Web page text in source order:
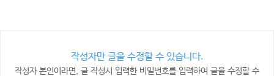
작성자만 글을 수정할 수 있습니다.
작성자 본인이라면, 글 작성시 입력한 비밀번호를 입력하여 글을 수정할 수